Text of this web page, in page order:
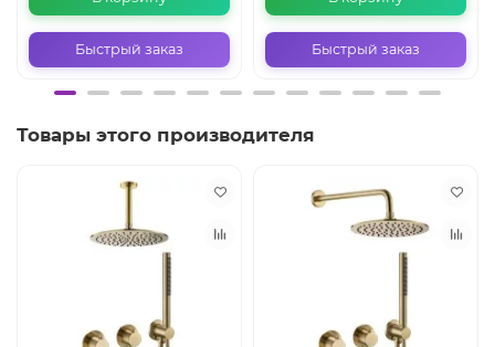
Быстрый заказ Быстрый заказ
Товары этого производителя